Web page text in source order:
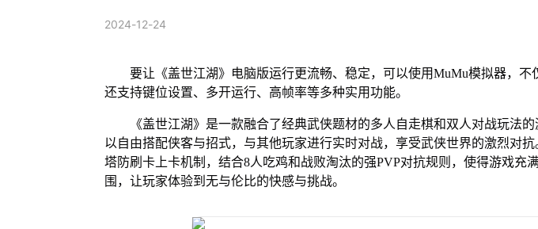
2024-12-24
要让《盖世江湖》电脑版运行更流畅、稳定，可以使用MuMu模拟器，不
还支持键位设置、多开运行、高帧率等多种实用功能。
《盖世江湖》是一款融合了经典武侠题材的多人自走棋和双人对战玩法
以自由搭配侠客与招式，与其他玩家进行实时对战，享受武侠世界的激烈对
塔防刷卡上卡机制，结合8人吃鸡和战败淘汰的强PVP对抗规则，使得游戏充
围，让玩家体验到无与伦比的快感与挑战。